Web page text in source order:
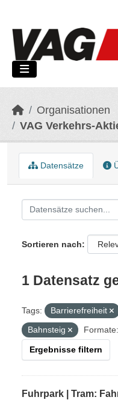
Organisationen
VAG Verkehrs-
Datensätze
Sortieren nach
1 Datensatz
Tags: Barrierefreiheit
Bahnsteig
Formate:
Ergebnisse filtern
Fuhrpark | Tram: